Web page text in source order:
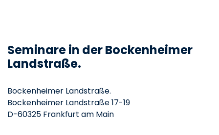
Seminare in der Bockenheimer
Landstraße.
Bockenheimer Landstraße.
Bockenheimer Landstraße 17-19
D-60325 Frankfurt am Main